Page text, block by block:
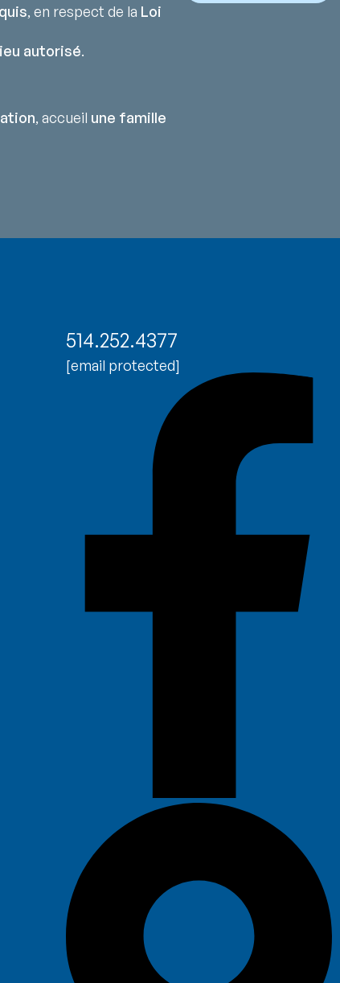
, en respect de la Loi
autorisé.
, accueil une famille
514.252.4377
[email protected]